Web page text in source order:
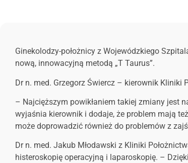
Ginekolodzy-położnicy z Wojewódzkiego
nową, innowacyjną metodą „T Taurus”.
Dr n. med. Grzegorz Świercz – kierownik Kliniki
– Najcięższym powikłaniem takiej zmiany jest
wyjaśnia kierownik i dodaje, że problem mają
może doprowadzić również do problemów z
Dr n. med. Jakub Młodawski z Kliniki
histeroskopię operacyjną i laparoskopię. –